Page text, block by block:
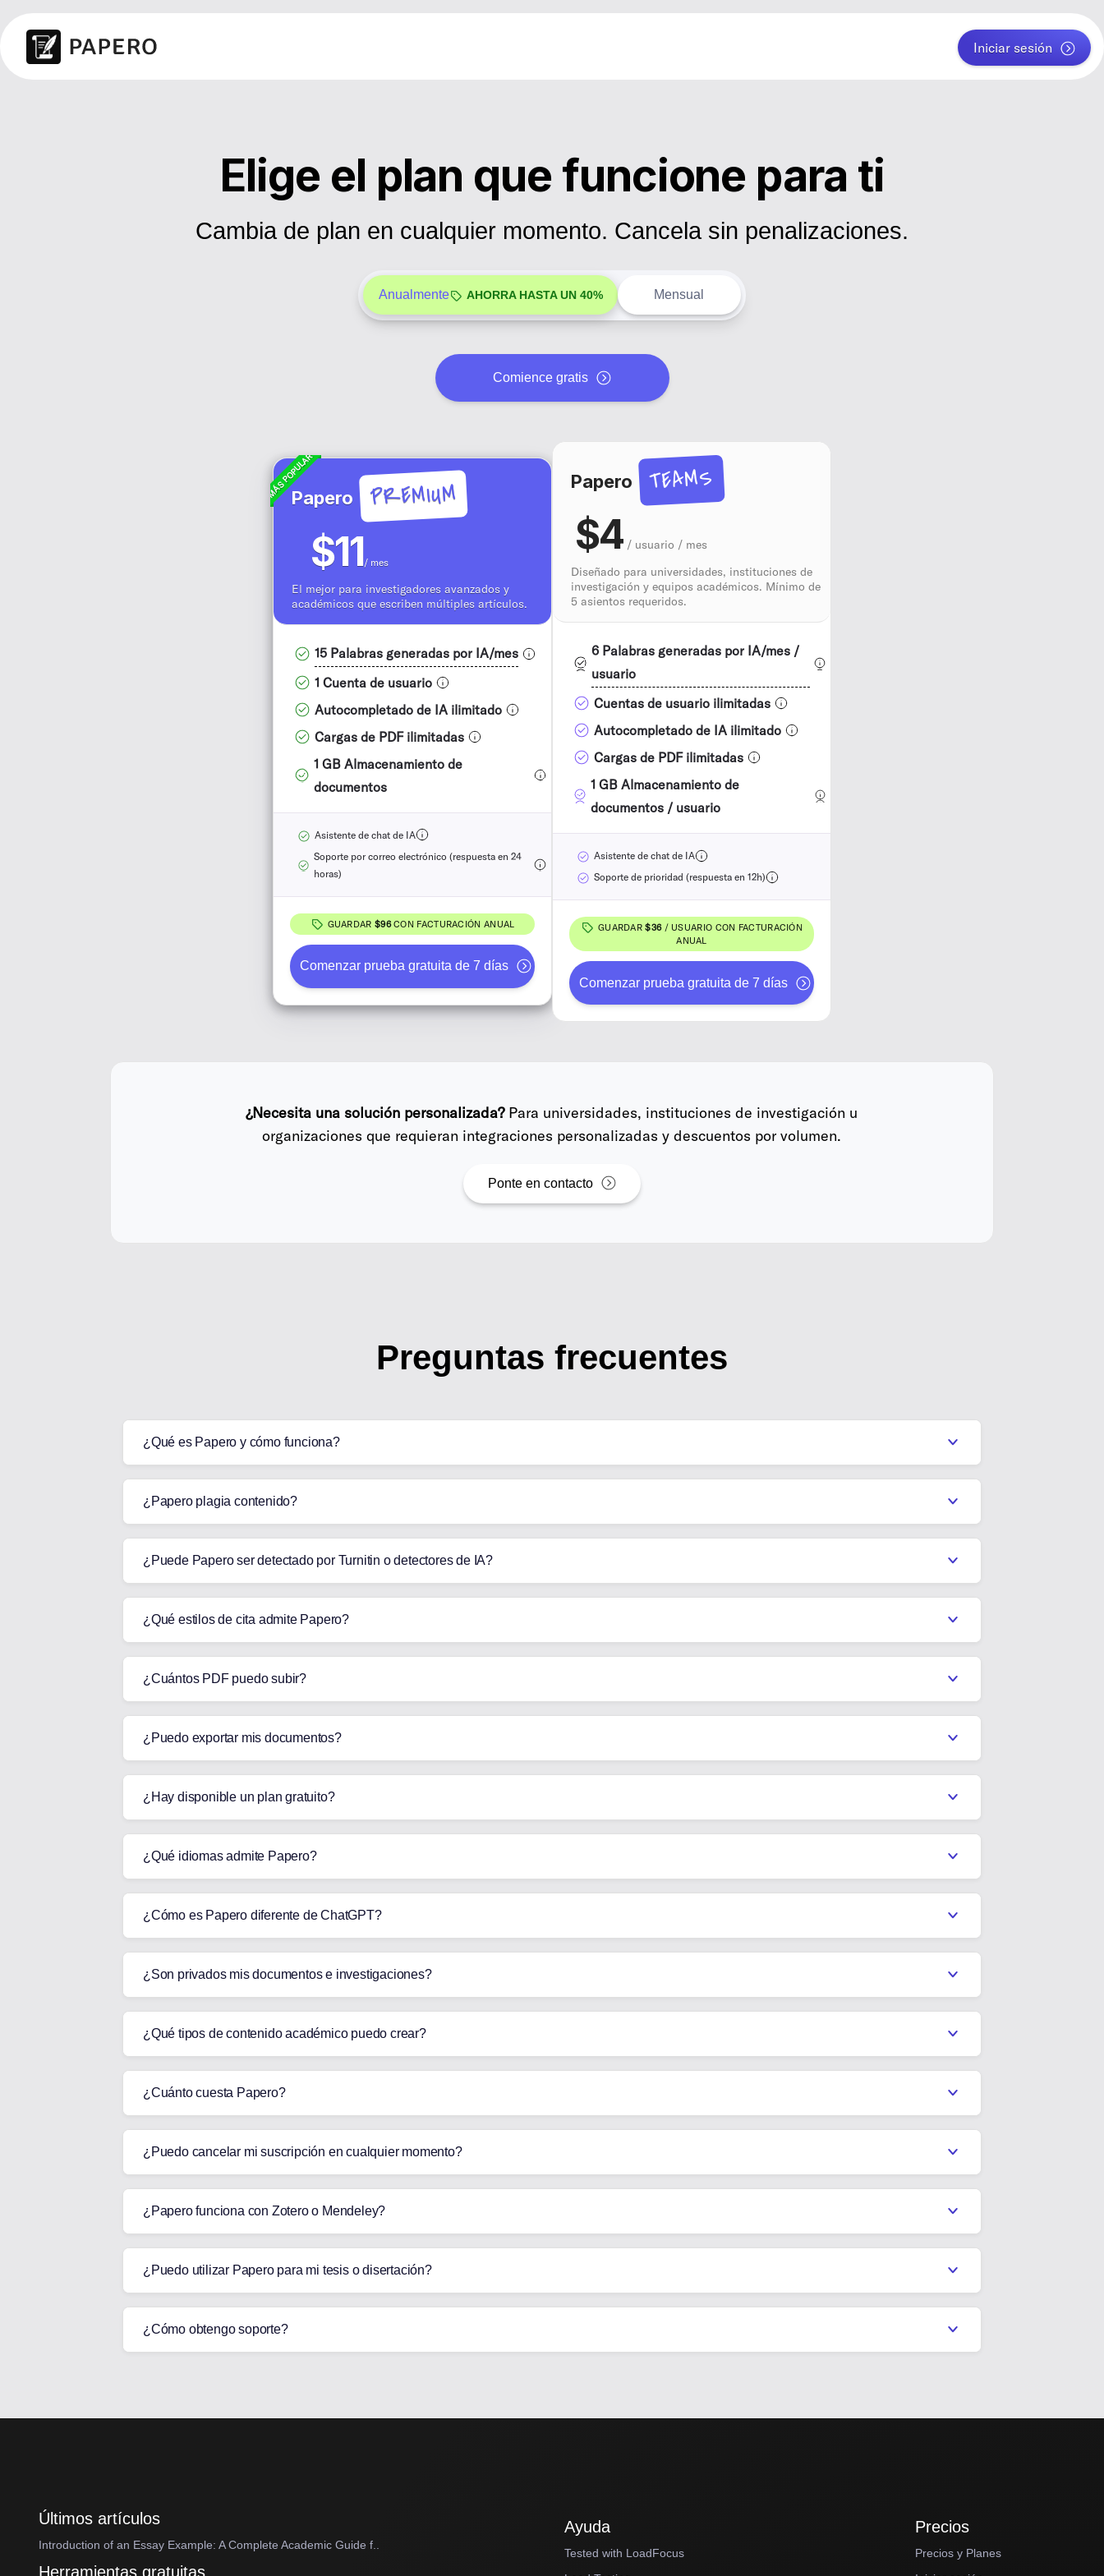
Iniciar sesión
Elige el plan que funcione para ti
Cambia de plan en cualquier momento. Cancela sin penalizaciones.
Anualmente AHORRA HASTA UN 40% Mensual
Comience gratis
MÁS POPULARPapero PREMIUM
$11/ mes
El mejor para investigadores avanzados y
académicos que escriben múltiples artículos.
15 Palabras generadas por IA/mes
1 Cuenta de usuario
Autocompletado de IA ilimitado
Cargas de PDF ilimitadas
1 GB Almacenamiento de
documentos
Asistente de chat de IA
Soporte por correo electrónico (respuesta en 24
horas)
GUARDAR $96CON FACTURACIÓN ANUAL
Comenzar prueba gratuita de 7 días
Papero TEAMS
$4 / usuario / mes
Diseñado para universidades, instituciones de
investigación y equipos académicos. Mínimo de
5 asientos requeridos.
6 Palabras generadas por IA/mes /
usuario
Cuentas de usuario ilimitadas
Autocompletado de IA ilimitado
Cargas de PDF ilimitadas
1 GB Almacenamiento de
documentos / usuario
Asistente de chat de IA
Soporte de prioridad (respuesta en 12h)
GUARDAR $36/ USUARIO CON FACTURACIÓN
ANUAL
Comenzar prueba gratuita de 7 días
¿Necesita una solución personalizada?Para universidades, instituciones de investigación u
organizaciones que requieran integraciones personalizadas y descuentos por volumen.
Ponte en contacto
Preguntas frecuentes
¿Qué es Papero y cómo funciona?
¿Papero plagia contenido?
¿Puede Papero ser detectado por Turnitin o detectores de IA?
¿Qué estilos de cita admite Papero?
¿Cuántos PDF puedo subir?
¿Puedo exportar mis documentos?
¿Hay disponible un plan gratuito?
¿Qué idiomas admite Papero?
¿Cómo es Papero diferente de ChatGPT?
¿Son privados mis documentos e investigaciones?
¿Qué tipos de contenido académico puedo crear?
¿Cuánto cuesta Papero?
¿Puedo cancelar mi suscripción en cualquier momento?
¿Papero funciona con Zotero o Mendeley?
¿Puedo utilizar Papero para mi tesis o disertación?
¿Cómo obtengo soporte?
Últimos artículos
Introduction of an Essay Example: A Complete Academic Guide f..
Herramientas gratuitas
Ayuda
Tested with LoadFocus
Precios
Precios y Planes